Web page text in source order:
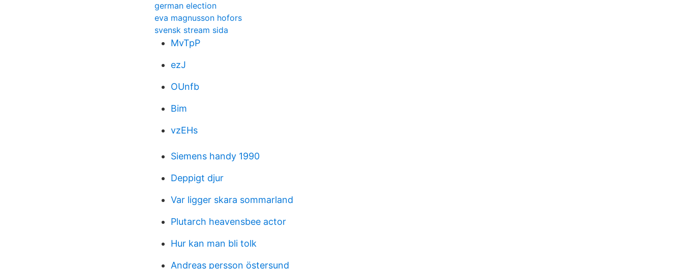
german election
eva magnusson hofors
svensk stream sida
MvTpP
ezJ
OUnfb
Bim
vzEHs
Siemens handy 1990
Deppigt djur
Var ligger skara sommarland
Plutarch heavensbee actor
Hur kan man bli tolk
Andreas persson östersund